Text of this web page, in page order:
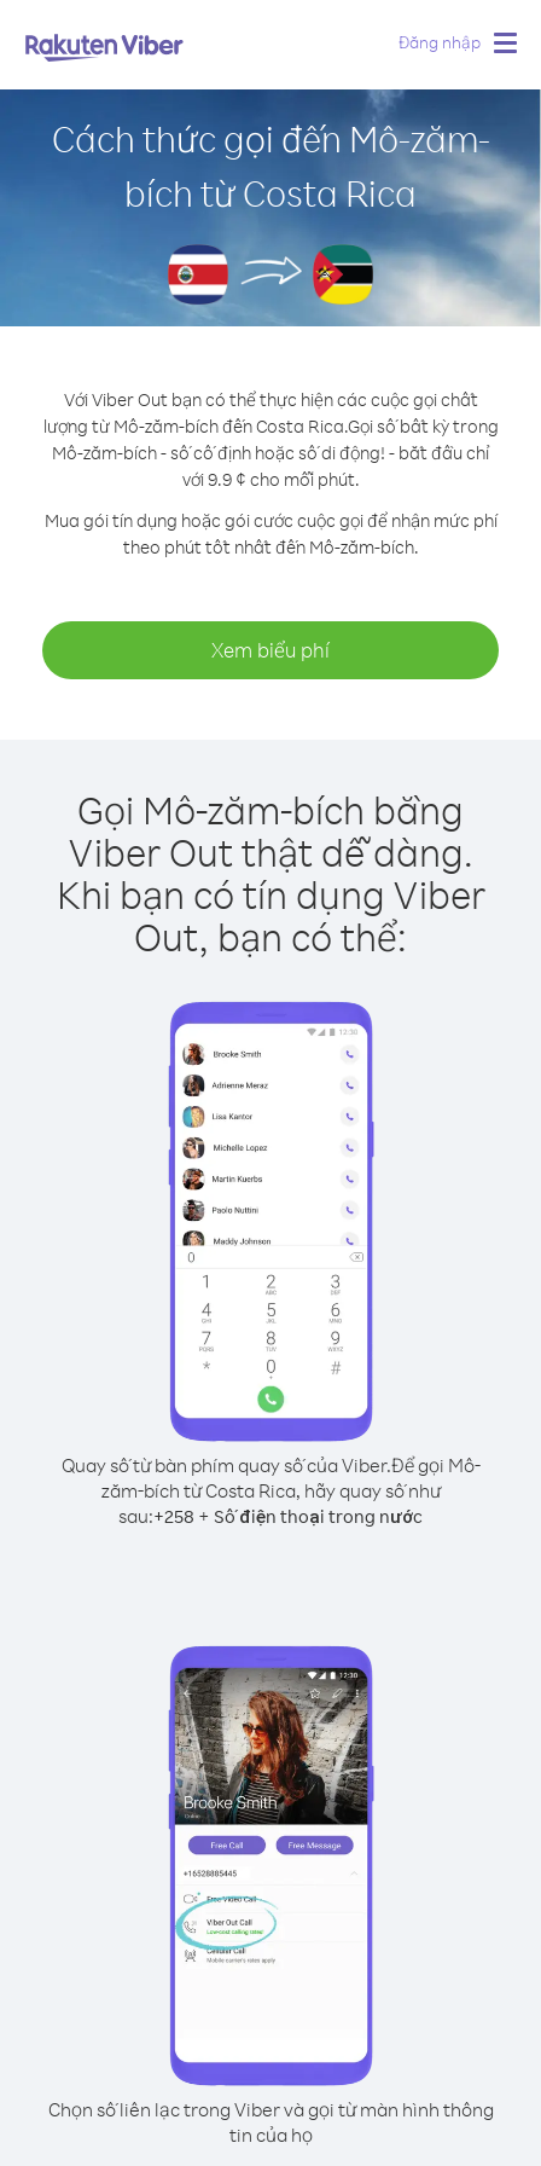
Đăng nhập
Cách thức gọi đến Mô-zăm-
bích từ Costa Rica
Với Viber Out bạn có thể thực hiện các cuộc gọi chất
lượng từ Mô-zăm-bích đến Costa Rica.Gọi số bất kỳ trong
Mô-zăm-bích - số cố định hoặc số di động! - bắt đầu chỉ
với 9.9 ¢ cho mỗi phút.
Mua gói tín dụng hoặc gói cước cuộc gọi để nhận mức phí
theo phút tốt nhất đến Mô-zăm-bích.
Xem biểu phí
Gọi Mô-zăm-bích bằng
Viber Out thật dễ dàng.
Khi bạn có tín dụng Viber
Out, bạn có thể:
Quay số từ bàn phím quay số của Viber.Để gọi Mô-
zăm-bích từ Costa Rica, hãy quay số như
sau:+258 + Số điện thoại trong nước
Chọn số liên lạc trong Viber và gọi từ màn hình thông
tin của họ